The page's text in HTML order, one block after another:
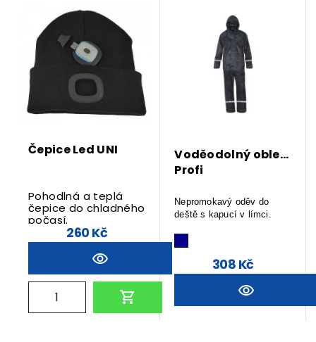
Čepice Led UNI
Pohodlná a teplá
čepice do chladného
počasí.
260 Kč
Voděodolný oblek
Profi
Nepromokavý oděv do
deště s kapucí v límci.
308 Kč